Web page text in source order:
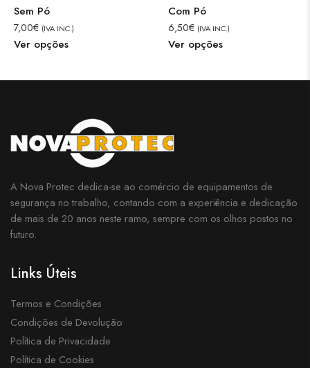
Sem Pó
7,00€ (IVA INC.)
Ver opções
Com Pó
6,50€ (IVA INC.)
Ver opções
A Nova Protec dedica-se ao comércio de equipamentos de
segurança no trabalho, contando com a experiência e dedicação
de mais de 20 anos neste ramo, sempre com os olhos postos no
futuro.
Links Úteis
Termos e Condições
Condições de Devolução
Política de Privacidade
Política de Cookies